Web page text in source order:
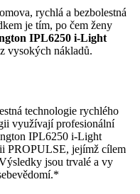
rychlá a bezbolestná
je tím, po čem ženy
IPL6250 i-Light
vysokých nákladů.
technologie rychlého
využívají profesionální
IPL6250 i-Light
PROPULSE, jejímž cílem
jsou trvalé a vy